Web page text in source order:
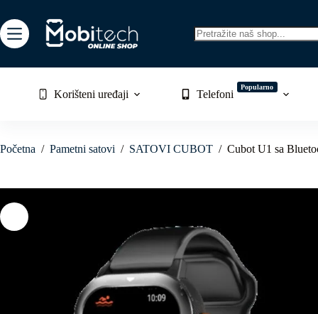
to
content
Korišteni uređaji Telefoni
Popularno
Početna / Pametni satovi / SATOVI CUBOT / Cubot U1 sa